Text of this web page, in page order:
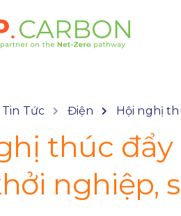
Tin Tức Điện Hội nghị
thúc
nghiệp,